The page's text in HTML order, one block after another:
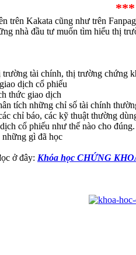
***
trên Kakata cũng như trên
nhà đầu tư muốn tìm hiểu thị
tài chính, thị trường chứng
dịch cổ phiếu
thức giao dịch
tích những chỉ số tài chính
chỉ báo, các kỹ thuật thường
cổ phiếu như thế nào cho đúng.
gì đã học
ở đây: Khóa học CHỨNG